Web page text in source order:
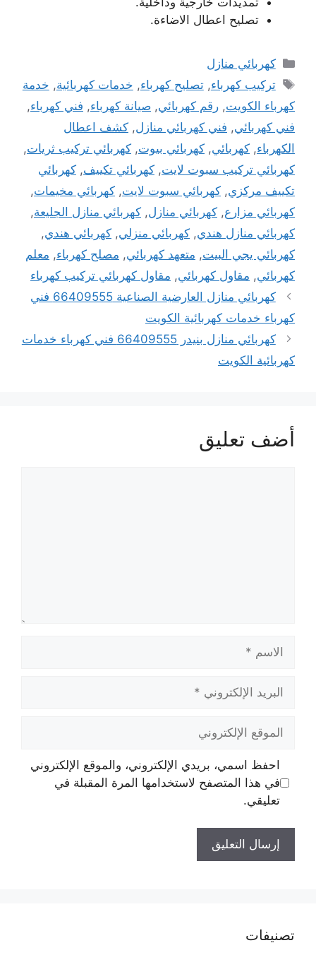
تصليح اعطال الاضاءة.
التصنيفات
كهربائي منازل
الوسوم
تركيب كهرباء,تصليح كهرباء, خدمات كهربائية, خدمة
كهرباء الكويت, رقم كهربائي, صيانة كهرباء, فني كهرباء,
فني كهربائي, فني كهربائي منازل, كشف اعطال
الكهرباء, كهربائي, كهربائي بيوت, كهربائي تركيب ثريات,
كهربائي تركيب سبوت لايت, كهربائي تكييف, كهربائي
تكييف مركزي, كهربائي سبوت لايت, كهربائي مخيمات,
كهربائي مزارع, كهربائي منازل, كهربائي منازل الجليعة,
كهربائي منازل هندي, كهربائي منزلي, كهربائي هندي,
كهربائي يجي البيت, متعهد كهربائي, مصلح كهرباء, معلم
كهربائي, مقاول كهربائي, مقاول كهربائي تركيب كهرباء
كهربائي منازل العارضية الصناعية 66409555 فني
كهرباء خدمات كهربائية الكويت
كهربائي منازل بنيدر 66409555 فني كهرباء خدمات
كهربائية الكويت
أضف تعليق
الاسم
البريد
الإلكتروني
الموقع
الإلكتروني
احفظ اسمي، بريدي الإلكتروني، والموقع الإلكتروني
في هذا المتصفح لاستخدامها المرة المقبلة في
تعليقي.
تصنيفات